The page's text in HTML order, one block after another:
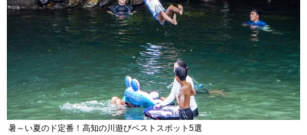
暑～い夏のド定番！高知の川遊びベストスポット5選